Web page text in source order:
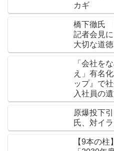
カギ
橋下徹氏
記者会見
大切な道
「会社を
え」有名
ップ』で
入社員の
原爆投下
氏、対イ
【9本の